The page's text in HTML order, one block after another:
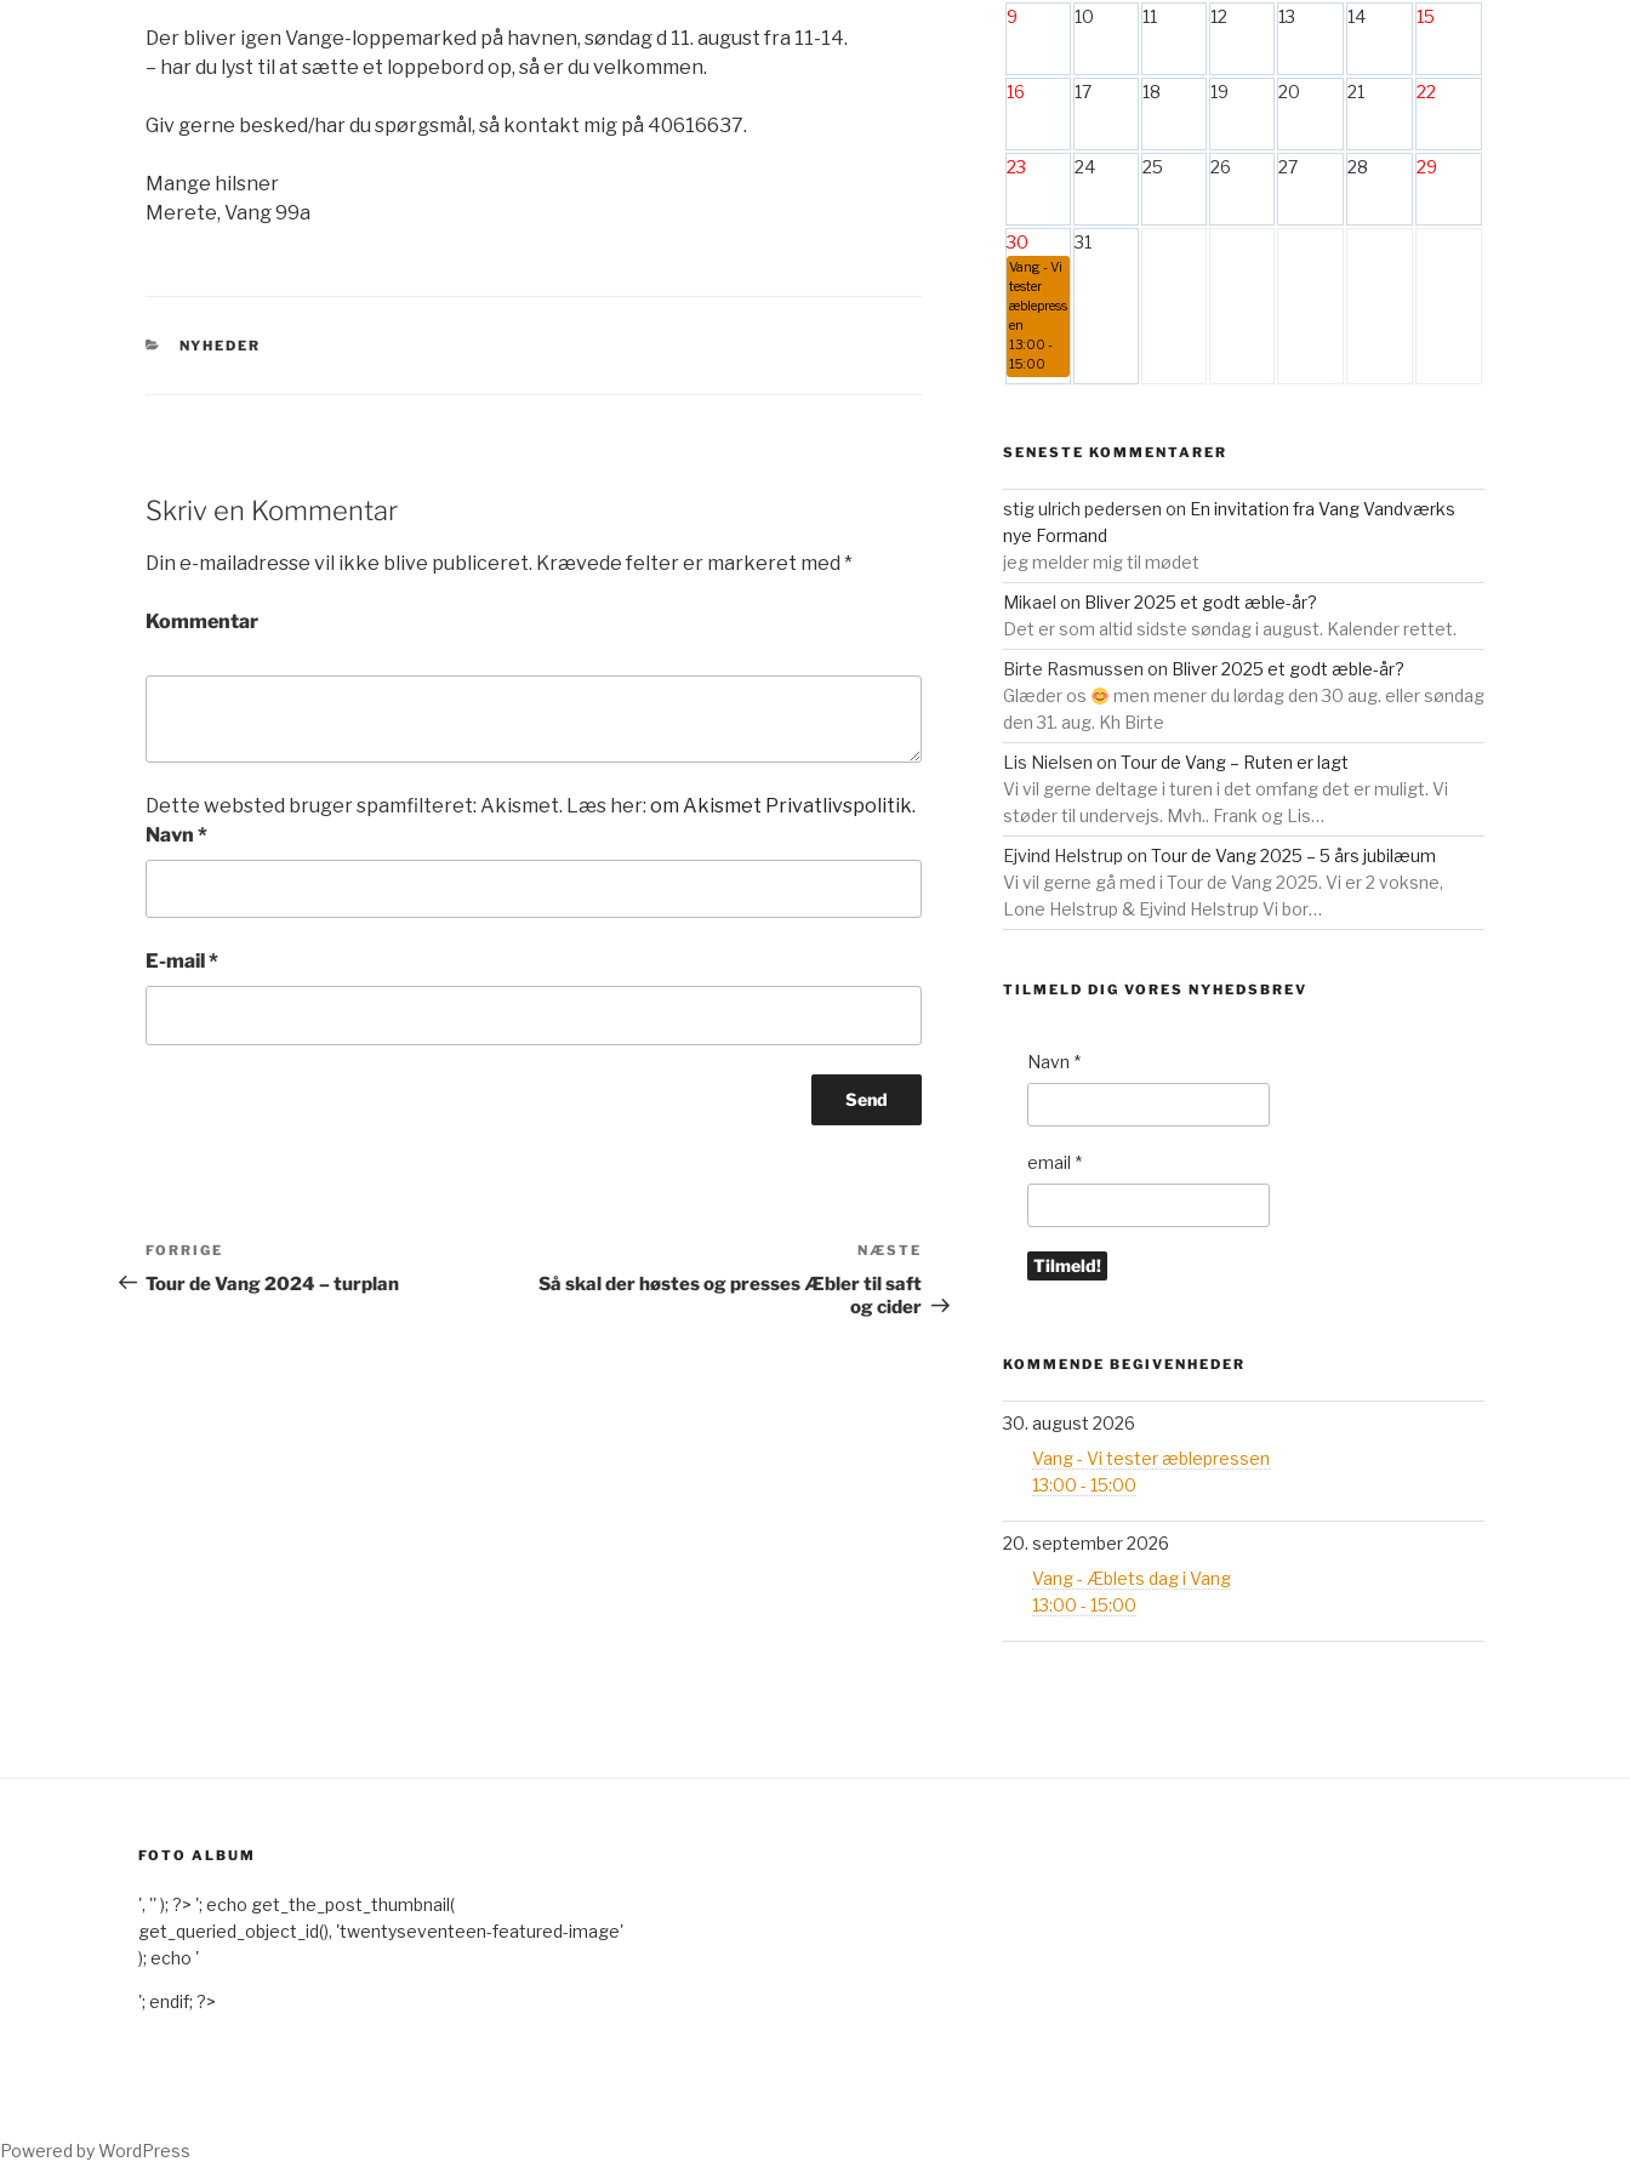
Der bliver igen Vange-loppemarked på havnen, søndag d 11. august fra 11-14.
– har du lyst til at sætte et loppebord op, så er du velkommen.
Giv gerne besked/har du spørgsmål, så kontakt mig på 40616637.
Mange hilsner
Merete, Vang 99a
KATEGORIER
NYHEDER
Skriv en Kommentar
Din e-mailadresse vil ikke blive publiceret. Krævede felter er markeret med *
Kommentar
Dette websted bruger spamfilteret: Akismet. Læs her: om Akismet Privatlivspolitik.
Navn *
E-mail *
Indlægsnavigation
Forrige
indlæg
FORRIGE
Tour de Vang 2024 – turplan
indlæg
NÆSTE
Så skal der høstes og presses Æbler til saft
og cider
9 10 11 12 13 14 15
16 17 18 19 20 21 22
23 24 25 26 27 28 29
30
Vang - Vi
tester
æblepress
en
13:00 -
15:00
31
SENESTE KOMMENTARER
stig ulrich pedersen on En invitation fra Vang Vandværks
nye Formand
jeg melder mig til mødet
Mikael on Bliver 2025 et godt æble-år?
Det er som altid sidste søndag i august. Kalender rettet.
Birte Rasmussen on Bliver 2025 et godt æble-år?
Glæder os
men mener du lørdag den 30 aug. eller søndag
den 31. aug. Kh Birte
Lis Nielsen on Tour de Vang – Ruten er lagt
Vi vil gerne deltage i turen i det omfang det er muligt. Vi
støder til undervejs. Mvh.. Frank og Lis…
Ejvind Helstrup on Tour de Vang 2025 – 5 års jubilæum
Vi vil gerne gå med i Tour de Vang 2025. Vi er 2 voksne,
Lone Helstrup & Ejvind Helstrup Vi bor…
TILMELD DIG VORES NYHEDSBREV
Navn *
email *
KOMMENDE BEGIVENHEDER
30. august 2026
Vang - Vi tester æblepressen
13:00 - 15:00
20. september 2026
Vang - Æblets dag i Vang
13:00 - 15:00
FOTO ALBUM
', '' ); ?> '; echo get_the_post_thumbnail(
get_queried_object_id(), 'twentyseventeen-featured-image'
); echo '
'; endif; ?>
Powered by WordPress